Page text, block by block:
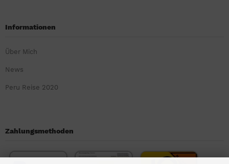
Informationen
Über Mich
News
Peru Reise 2020
Zahlungsmethoden